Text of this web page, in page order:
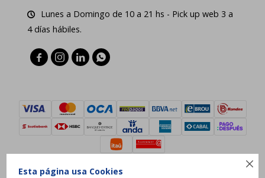

Esta página usa Cookies
Lunes a Domingo de 10 a 21 hs - Pick up web 3 a
4 días hábiles.
   